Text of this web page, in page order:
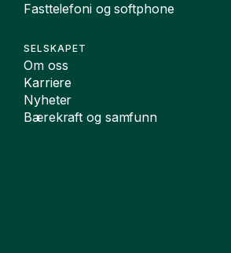
Fasttelefoni og softphone
SELSKAPET
Om oss
Karriere
Nyheter
Bærekraft og samfunn